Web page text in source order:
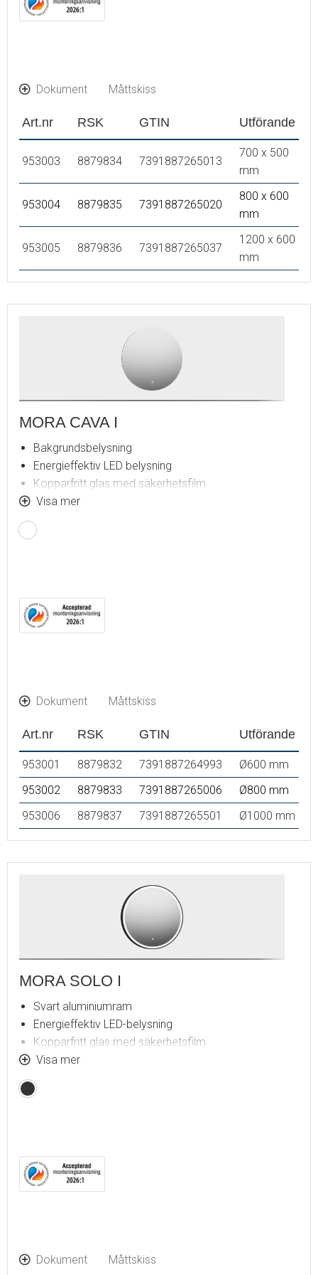
Dokument Måttskiss
Art.nr RSK GTIN Utförande
953003 8879834 7391887265013
700 x 500
mm
953004 8879835 7391887265020
800 x 600
mm
953005 8879836 7391887265037
1200 x 600
mm
MORA CAVA I
Bakgrundsbelysning
Energieffektiv LED belysning
Kopparfritt glas med säkerhetsfilm
Imskydd
Justerbar ljustemperatur: 2 700–6 400 K
Visa mer
Dokument Måttskiss
Art.nr RSK GTIN Utförande
953001 8879832 7391887264993
Ø600 mm
953002
8879833 7391887265006
Ø800 mm
953006
8879837 7391887265501 Ø1000 mm
MORA SOLO I
Svart aluminiumram
Energieffektiv LED-belysning
Kopparfritt glas med säkerhetsfilm
Imskydd
6 400 K
Visa mer
Mattsvart
Dokument Måttskiss